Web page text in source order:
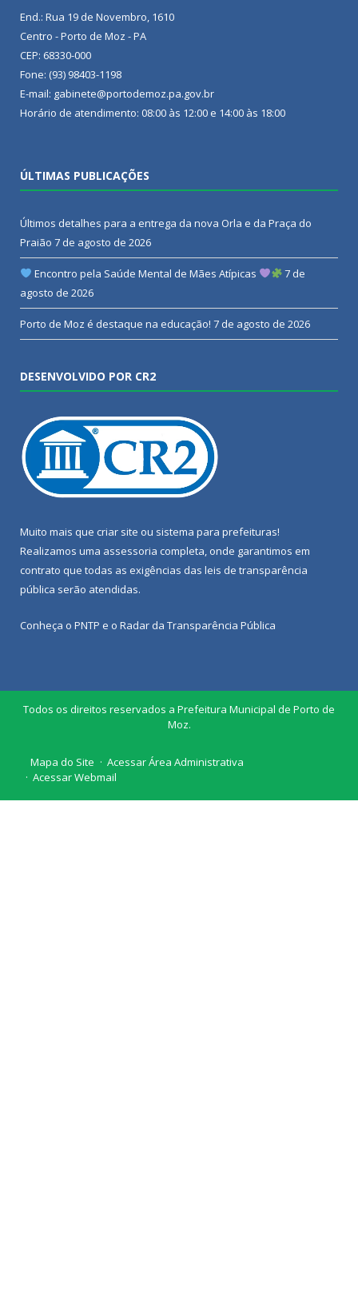
End.: Rua 19 de Novembro, 1610
Centro - Porto de Moz - PA
CEP: 68330-000
Fone: (93) 98403-1198
E-mail: gabinete@portodemoz.pa.gov.br
Horário de atendimento: 08:00 às 12:00 e 14:00 às 18:00
ÚLTIMAS PUBLICAÇÕES
Últimos detalhes para a entrega da nova Orla e da Praça do
Praião 7 de agosto de 2026
Encontro pela Saúde Mental de Mães Atípicas
7 de
agosto de 2026
Porto de Moz é destaque na educação! 7 de agosto de 2026
DESENVOLVIDO POR CR2
Muito mais que criar site ou sistema para prefeituras!
Realizamos uma assessoria completa, onde garantimos em
contrato que todas as exigências das leis de transparência
pública serão atendidas.
Conheça o PNTP e o Radar da Transparência Pública
Todos os direitos reservados a Prefeitura Municipal de Porto de
Moz.
Mapa do Site
Acessar Área Administrativa
Acessar Webmail